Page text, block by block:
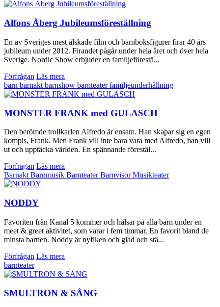
Alfons Åberg Jubileumsföreställning
En av Sveriges mest älskade film och barnboksfigurer firar 40 års
jubileum under 2012. Firandet pågår under hela året och över hela
Sverige. Nordic Show erbjuder en familjeförestä...
Förfrågan Läs mera
barn barnakt barnshow barnteaterfamiljeunderhållning
MONSTER FRANK med GULASCH
Den berömde trollkarlen Alfredo är ensam. Han skapar sig en egen
kompis, Frank. Men Frank vill inte bara vara med Alfredo, han vill
ut och upptäcka världen. En spännande förestäl...
Förfrågan Läs mera
Barnakt Barnmusik BarnteaterBarnvisorMusikteater
NODDY
Favoriten från Kanal 5 kommer och hälsar på alla barn under en
meet & greet aktivitet, som varar i fem timmar. En favorit bland de
minsta barnen. Noddy är nyfiken och glad och stä...
Förfrågan Läs mera
barnteater
SMULTRON & SÅNG